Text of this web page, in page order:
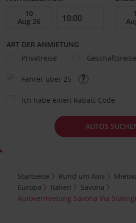
ART DER ANMIETUNG
Privatreise
Geschäftsreise
Fahrer über 25
Ich habe einen Rabatt-Code
AUTOS
Startseite Rund um Avis
Europa
Italien
Savona
Autovermietung Savona Via